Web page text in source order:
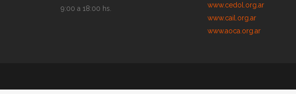
9:00 a 18:00 hs.
www.cedol.org.ar
www.cail.org.ar
www.aoca.org.ar